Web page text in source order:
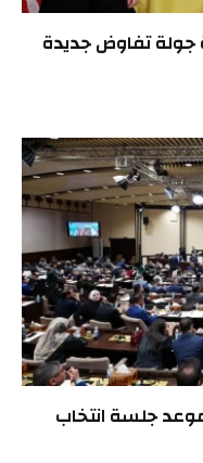
جولة تفاوض جديدة
3 مارس موعد جلسة انتخاب